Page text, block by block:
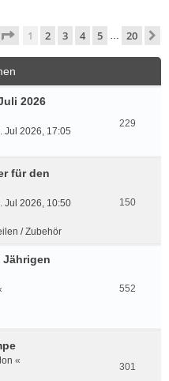
Seite 1von 20
1 2 3 4 5 … 20
2026
Jul 2026, 17:05
229
für den
Jul 2026, 10:50
/ Zubehör
150
Jährigen
552
«
301